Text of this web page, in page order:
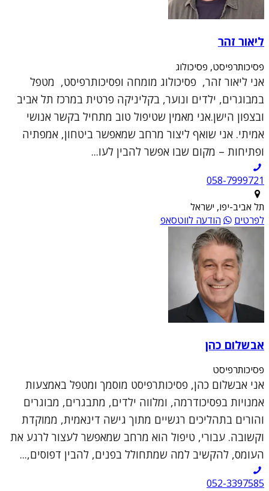
ליאור זהר
פסיכותרפיסט, פסיכולוג
אני ליאור זהר, פסיכולוג מומחה ופסיכותרפיסט, מטפל
במבוגרים, ילדים ונוער, בקליניקה פרטית במרכז תל אביב
ובצפון הישן.אני מאמין שטיפול טוב מתחיל בקשר אנושי
אמיתי. אני שואף ליצור מרחב שמאפשר ביטחון, אמפתיה
ופתיחות – מקום שבו אפשר להבין לעו...
תל אביב-יפו, ישראל
לפרטים
הודעה לווטסאפ
אבשלום כהן
פסיכותרפיסט
אני אבשלום כהן, פסיכותרפיסט מוסמך ומטפל באמצעות
אמנויות בפסיכודרמה, ומלווה ילדים, מתבגרים, מבוגרים
והורים בתהליכים רגשיים מתוך גישה דינאמית, ממוקדת
וקשובה. עבורי, טיפול הוא מרחב שמאפשר לעצור לרגע את
העומס, להקשיב למה שמתחולל בפנים, להבין דפוסים,...
052-3397585